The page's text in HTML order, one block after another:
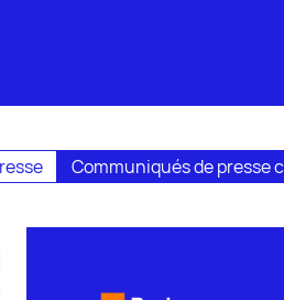
Communiqués de presse